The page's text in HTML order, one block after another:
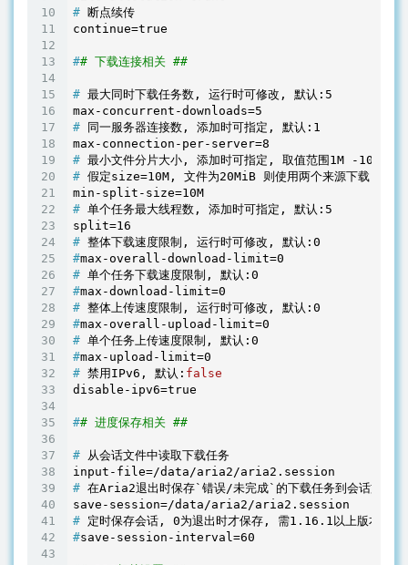
# 断点续传
## 下载连接相关 ##
# 最大同时下载任务数, 运行时可修改, 默认:5
# 同一服务器连接数, 添加时可指定, 默认:1
# 最小文件分片大小, 添加时可指定, 取值范围1M -1024M,
# 假定size=10M, 文件为20MiB 则使用两个来源下载; 文件
# 单个任务最大线程数, 添加时可指定, 默认:5
# 整体下载速度限制, 运行时可修改, 默认:0
#max-overall-download-limit=0
# 单个任务下载速度限制, 默认:0
#max-download-limit=0
# 整体上传速度限制, 运行时可修改, 默认:0
#max-overall-upload-limit=0
# 单个任务上传速度限制, 默认:0
#max-upload-limit=0
# 禁用IPv6, 默认: false
## 进度保存相关 ##
# 从会话文件中读取下载任务
# 在Aria2退出时保存`错误/未完成`的下载任务到会话文件
# 定时保存会话, 0为退出时才保存, 需1.16.1以上版本,
#save-session-interval=60